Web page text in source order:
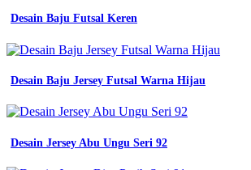
Desain Baju Futsal Keren
Desain Baju Jersey Futsal Warna Hijau
Desain Jersey Abu Ungu Seri 92